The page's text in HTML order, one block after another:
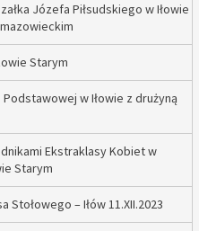
Józefa Piłsudskiego w Iłowie
Starym
w Iłowie z drużyną
Ekstraklasy Kobiet w
Starym
Stołowego – Iłów 11.XII.2023